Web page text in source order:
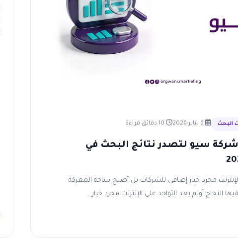
البحث
شركة سيو لتصدر نتائج البحث في
مجرد خيار إضافي للشركات بل أصبح ساحة المعركة
النجاح أولم يعد التواجد على الإنترنت مجرد خيار...